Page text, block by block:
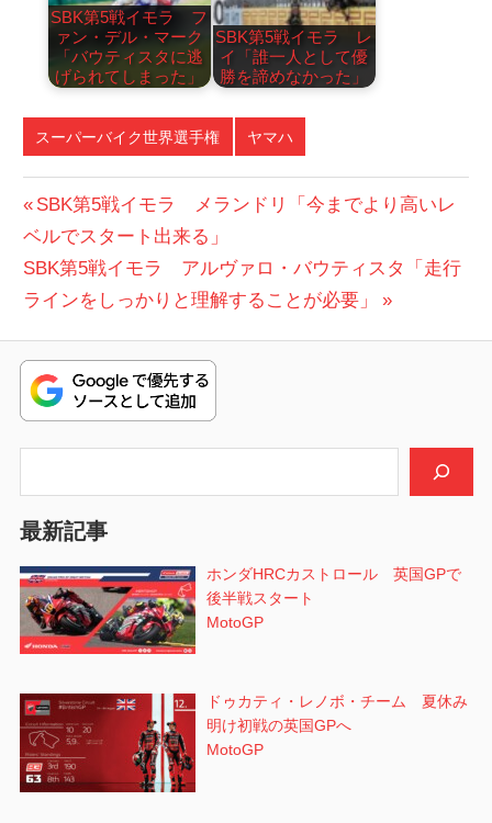
SBK第5戦イモラ フ
ァン・デル・マーク
「バウティスタに逃
げられてしまった」
SBK第5戦イモラ レ
イ「誰一人として優
勝を諦めなかった」
スーパーバイク世界選手権 ヤマハ
投
稿
ナ
ビ
ゲ
ー
ン
前
の
投
稿:
SBK第5戦イモラ メランドリ「今までより高いレ
ベルでスタート出来る」
次
の
稿:
SBK第5戦イモラ アルヴァロ・バウティスタ「走行
ラインをしっかりと理解することが必要」
最新記事
ホンダHRCカストロール 英国GPで
後半戦スタート
MotoGP
ドゥカティ・レノボ・チーム 夏休み
明け初戦の英国GPへ
MotoGP